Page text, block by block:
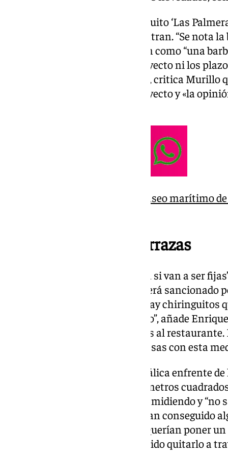
Enrique Murillo, jefe del chiringuito ‘Las
la situación en la que se encuentran. “Se nota
Murillo, el cual ve esta situación como “una
como se va a desenvolver el proyecto ni los
estimo que será más de un año”, critica Murillo
chiringuito a comentarle el proyecto y «la
Comienzan las obras del paseo marítimo
El problema de las terrazas
“Las terrazas no se sabe todavía si van a ser
quitar la terraza, si no lo hace será
tendrá que pagar una multa. “Hay chiringuitos
directamente ya las han quitado”, añade
mesas de dentro y otras pegadas al
perdería más de unas veinte mesas con esta
“Van a colocar una pérgola metálica enfrente
comenta. “Supuestamente los metros
desde el chiringuito han estado midiendo y “no
a pesar de las malas noticias, han conseguido
unión de todos los del sector. «Querían poner
Miguelillo, pero hemos conseguido quitarlo a